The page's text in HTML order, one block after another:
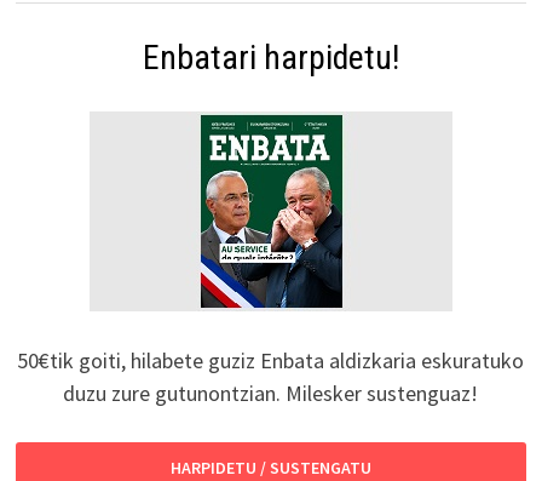
Enbatari harpidetu!
50€tik goiti, hilabete guziz Enbata aldizkaria eskuratuko
duzu zure gutunontzian. Milesker sustenguaz!
HARPIDETU / SUSTENGATU